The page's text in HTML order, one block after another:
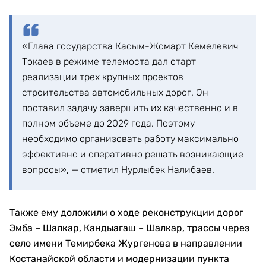
«Глава государства Касым-Жомарт Кемелевич
Токаев в режиме телемоста дал старт
реализации трех крупных проектов
строительства автомобильных дорог. Он
поставил задачу завершить их качественно и в
полном объеме до 2029 года. Поэтому
необходимо организовать работу максимально
эффективно и оперативно решать возникающие
вопросы», — отметил Нурлыбек Налибаев.
Также ему доложили о ходе реконструкции дорог
Эмба – Шалкар, Кандыагаш – Шалкар, трассы через
село имени Темирбека Жургенова в направлении
Костанайской области и модернизации пункта